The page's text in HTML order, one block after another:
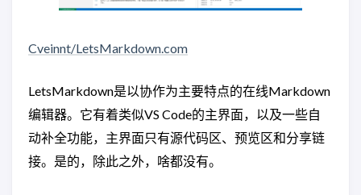
Cveinnt/LetsMarkdown.com
LetsMarkdown是以协作为主要特点的在线Markdown
编辑器。它有着类似VS Code的主界面，以及一些自
动补全功能，主界面只有源代码区、预览区和分享链
接。是的，除此之外，啥都没有。